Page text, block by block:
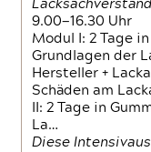
9.00—16.30 Uhr
Modul I: 2 Tage
Grundlagen der
Hersteller +
Schäden am
II: 2 Tage in
La…
Diese